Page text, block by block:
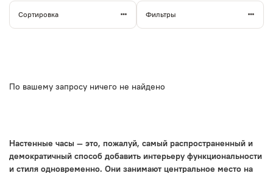
Сортировка Фильтры
По вашему запросу ничего не найдено
Настенные часы — это, пожалуй, самый распространенный и
демократичный способ добавить интерьеру функциональности
и стиля одновременно. Они занимают центральное место на